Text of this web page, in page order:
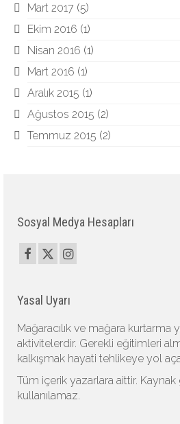
Mart 2017 (5)
Ekim 2016 (1)
Nisan 2016 (1)
Mart 2016 (1)
Aralık 2015 (1)
Ağustos 2015 (2)
Temmuz 2015 (2)
Sosyal Medya Hesapları
Yasal Uyarı
Mağaracılık ve mağara kurtarma
aktivitelerdir. Gerekli eğitimleri
kalkışmak hayati tehlikeye yol
Tüm içerik yazarlara aittir.
kullanılamaz.